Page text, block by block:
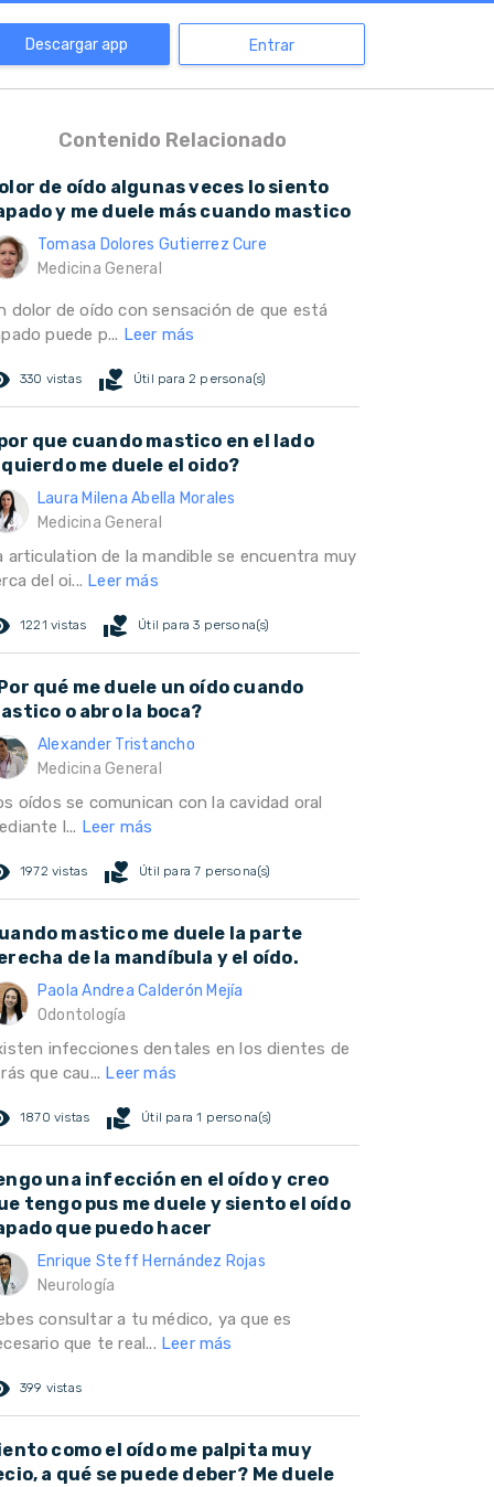
Descargar app Entrar
Contenido Relacionado
de oído algunas veces lo siento
y me duele más cuando mastico
Tomasa Dolores Gutierrez Cure
Medicina General
dolor de oído con sensación de que está
puede p... Leer más
330 vistas volunteer_activism Útil para 2 persona(s)
que cuando mastico en el lado
me duele el oido?
Laura Milena Abella Morales
Medicina General
articulation de la mandible se encuentra muy
del oi... Leer más
1221 vistas volunteer_activism Útil para 3 persona(s)
qué me duele un oído cuando
o abro la boca?
Alexander Tristancho
Medicina General
oídos se comunican con la cavidad oral
l... Leer más
1972 vistas volunteer_activism Útil para 7 persona(s)
mastico me duele la parte
de la mandíbula y el oído.
Paola Andrea Calderón Mejía
Odontología
infecciones dentales en los dientes de
que cau... Leer más
1870 vistas volunteer_activism Útil para 1 persona(s)
una infección en el oído y creo
tengo pus me duele y siento el oído
que puedo hacer
Enrique Steff Hernández Rojas
Neurología
consultar a tu médico, ya que es
que te real... Leer más
399 vistas
como el oído me palpita muy
a qué se puede deber? Me duele